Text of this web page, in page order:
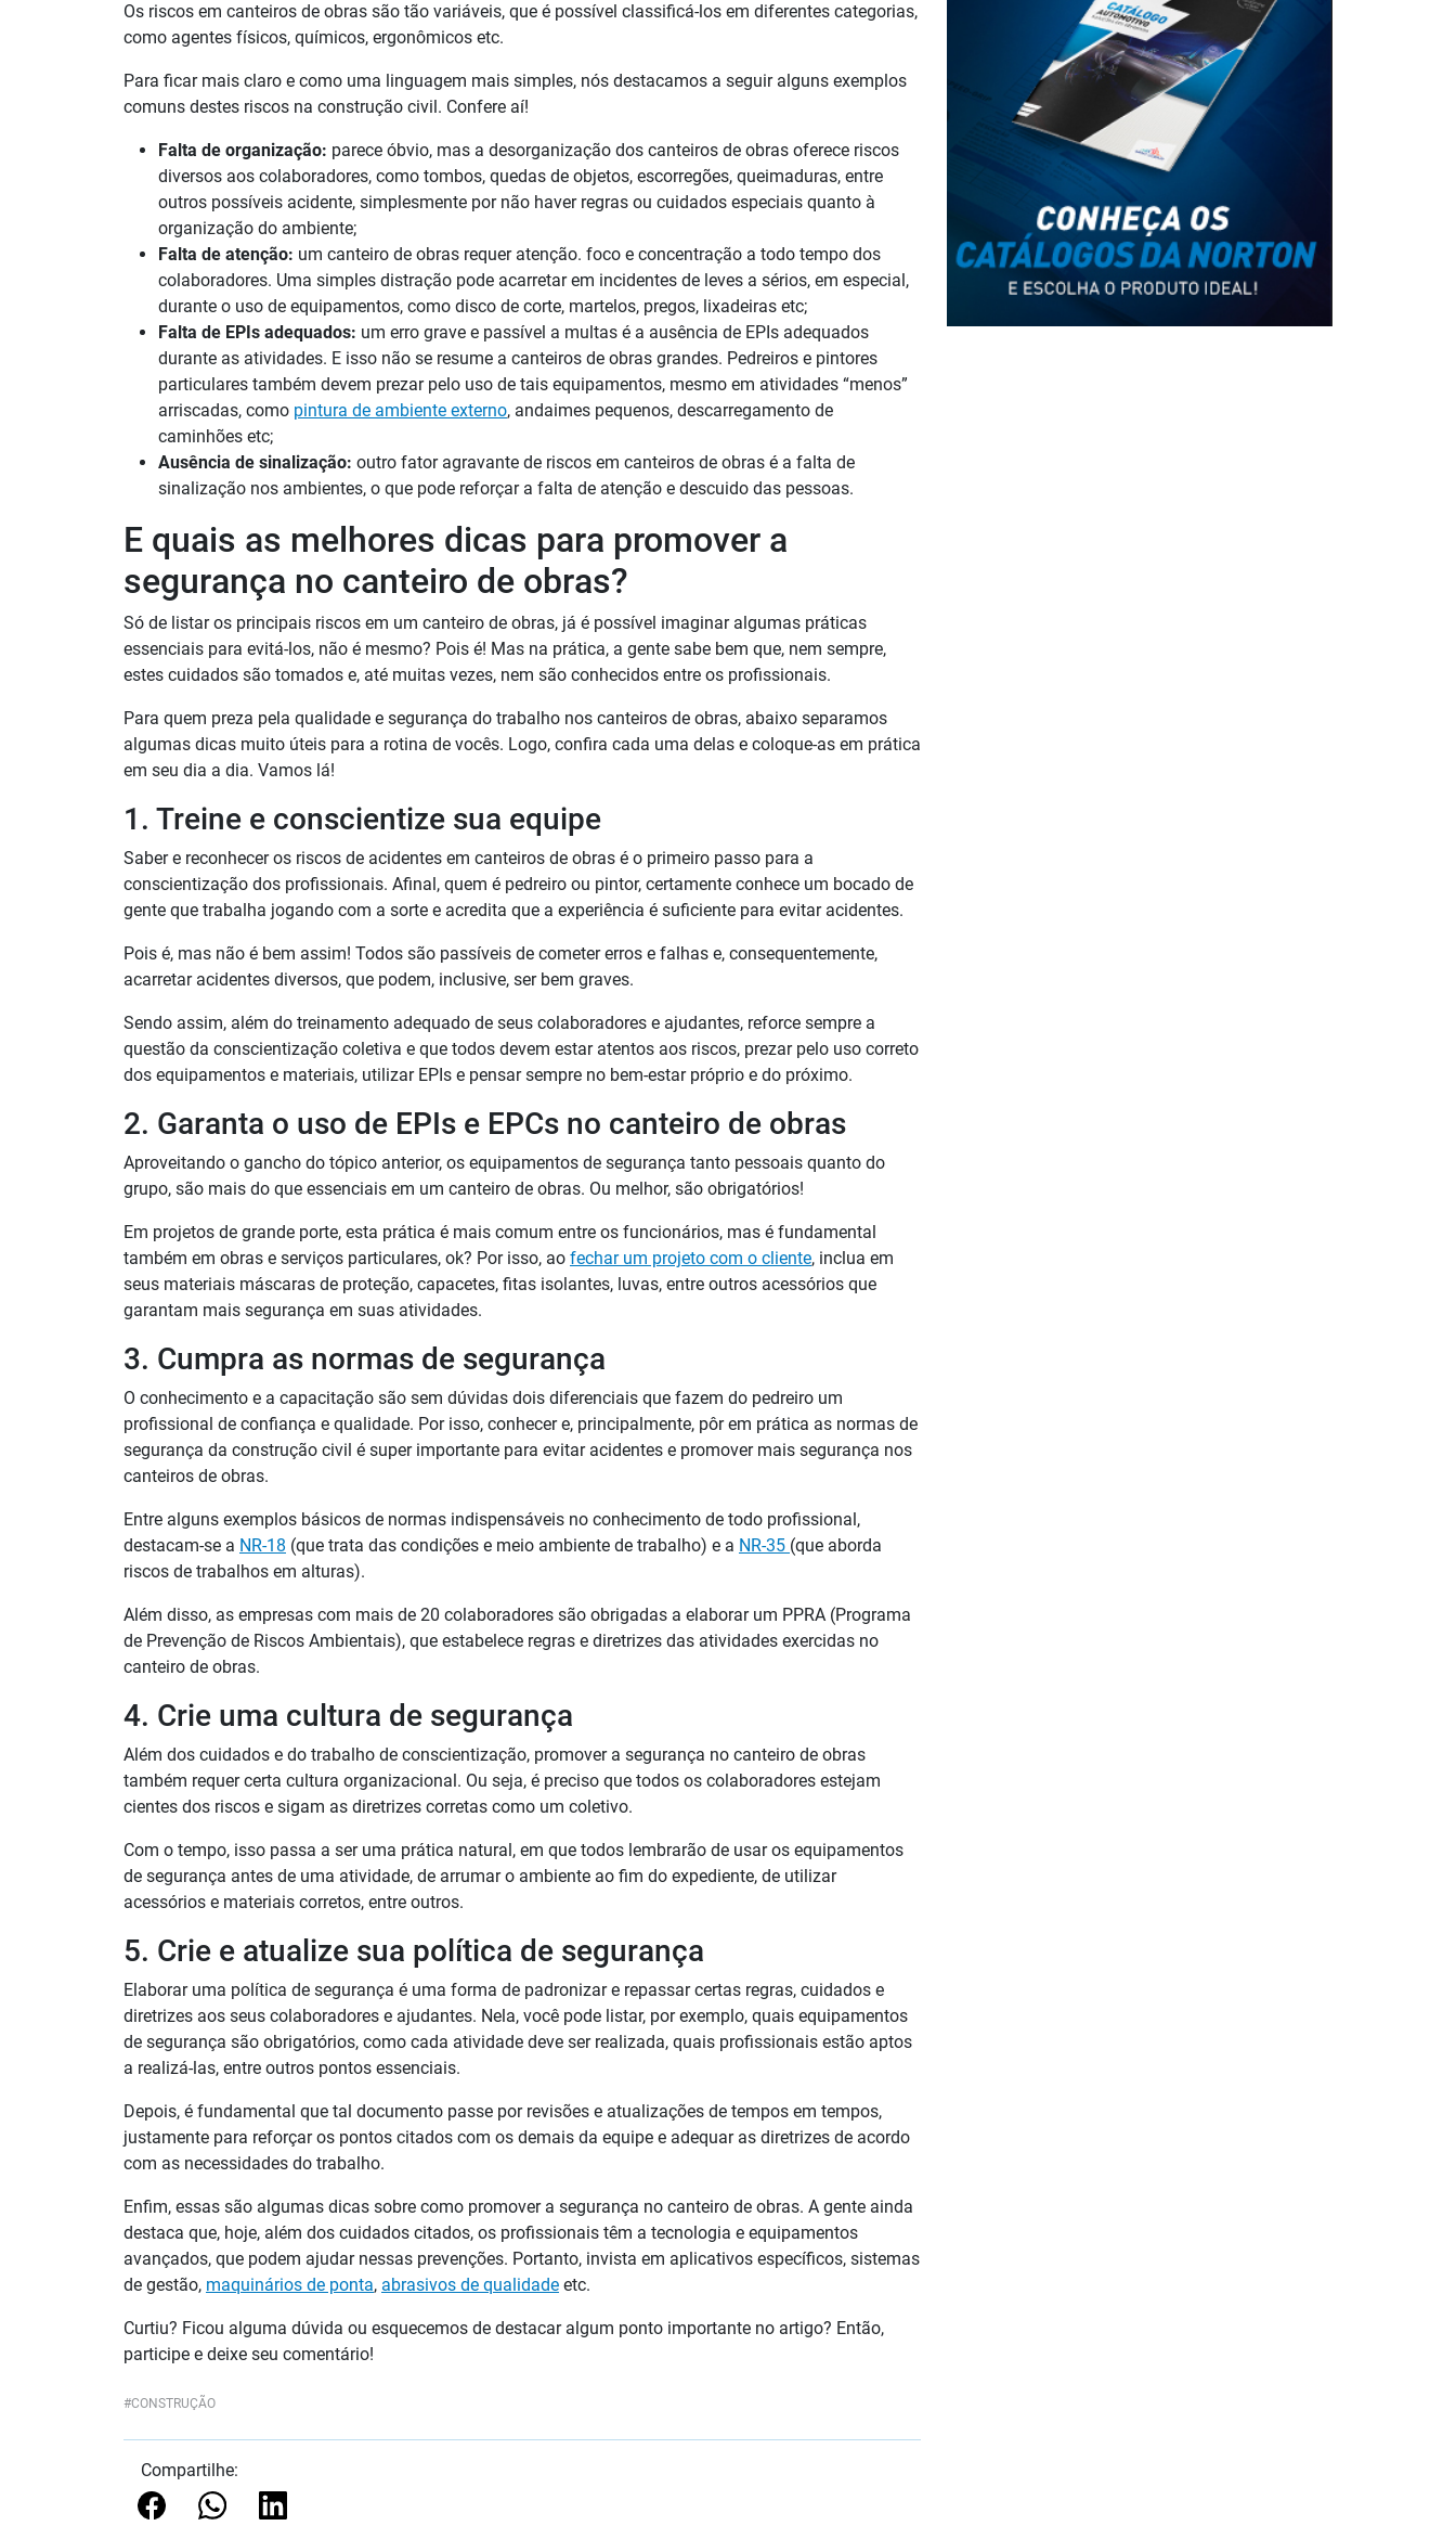
Os riscos em canteiros de obras são tão variáveis, que é possível classificá-los em diferentes categorias,
como agentes físicos, químicos, ergonômicos etc.
Para ficar mais claro e como uma linguagem mais simples, nós destacamos a seguir alguns exemplos
comuns destes riscos na construção civil. Confere aí!
Falta de organização: parece óbvio, mas a desorganização dos canteiros de obras oferece riscos
diversos aos colaboradores, como tombos, quedas de objetos, escorregões, queimaduras, entre
outros possíveis acidente, simplesmente por não haver regras ou cuidados especiais quanto à
organização do ambiente;
Falta de atenção: um canteiro de obras requer atenção. foco e concentração a todo tempo dos
colaboradores. Uma simples distração pode acarretar em incidentes de leves a sérios, em especial,
durante o uso de equipamentos, como disco de corte, martelos, pregos, lixadeiras etc;
Falta de EPIs adequados: um erro grave e passível a multas é a ausência de EPIs adequados
durante as atividades. E isso não se resume a canteiros de obras grandes. Pedreiros e pintores
particulares também devem prezar pelo uso de tais equipamentos, mesmo em atividades “menos”
arriscadas, como pintura de ambiente externo, andaimes pequenos, descarregamento de
caminhões etc;
Ausência de sinalização: outro fator agravante de riscos em canteiros de obras é a falta de
sinalização nos ambientes, o que pode reforçar a falta de atenção e descuido das pessoas.
E quais as melhores dicas para promover a
segurança no canteiro de obras?
Só de listar os principais riscos em um canteiro de obras, já é possível imaginar algumas práticas
essenciais para evitá-los, não é mesmo? Pois é! Mas na prática, a gente sabe bem que, nem sempre,
estes cuidados são tomados e, até muitas vezes, nem são conhecidos entre os profissionais.
Para quem preza pela qualidade e segurança do trabalho nos canteiros de obras, abaixo separamos
algumas dicas muito úteis para a rotina de vocês. Logo, confira cada uma delas e coloque-as em prática
em seu dia a dia. Vamos lá!
1. Treine e conscientize sua equipe
Saber e reconhecer os riscos de acidentes em canteiros de obras é o primeiro passo para a
conscientização dos profissionais. Afinal, quem é pedreiro ou pintor, certamente conhece um bocado de
gente que trabalha jogando com a sorte e acredita que a experiência é suficiente para evitar acidentes.
Pois é, mas não é bem assim! Todos são passíveis de cometer erros e falhas e, consequentemente,
acarretar acidentes diversos, que podem, inclusive, ser bem graves.
Sendo assim, além do treinamento adequado de seus colaboradores e ajudantes, reforce sempre a
questão da conscientização coletiva e que todos devem estar atentos aos riscos, prezar pelo uso correto
dos equipamentos e materiais, utilizar EPIs e pensar sempre no bem-estar próprio e do próximo.
2. Garanta o uso de EPIs e EPCs no canteiro de obras
Aproveitando o gancho do tópico anterior, os equipamentos de segurança tanto pessoais quanto do
grupo, são mais do que essenciais em um canteiro de obras. Ou melhor, são obrigatórios!
Em projetos de grande porte, esta prática é mais comum entre os funcionários, mas é fundamental
também em obras e serviços particulares, ok? Por isso, ao fechar um projeto com o cliente, inclua em
seus materiais máscaras de proteção, capacetes, fitas isolantes, luvas, entre outros acessórios que
garantam mais segurança em suas atividades.
3. Cumpra as normas de segurança
O conhecimento e a capacitação são sem dúvidas dois diferenciais que fazem do pedreiro um
profissional de confiança e qualidade. Por isso, conhecer e, principalmente, pôr em prática as normas de
segurança da construção civil é super importante para evitar acidentes e promover mais segurança nos
canteiros de obras.
Entre alguns exemplos básicos de normas indispensáveis no conhecimento de todo profissional,
destacam-se a NR-18 (que trata das condições e meio ambiente de trabalho) e a NR-35 (que aborda
riscos de trabalhos em alturas).
Além disso, as empresas com mais de 20 colaboradores são obrigadas a elaborar um PPRA (Programa
de Prevenção de Riscos Ambientais), que estabelece regras e diretrizes das atividades exercidas no
canteiro de obras.
4. Crie uma cultura de segurança
Além dos cuidados e do trabalho de conscientização, promover a segurança no canteiro de obras
também requer certa cultura organizacional. Ou seja, é preciso que todos os colaboradores estejam
cientes dos riscos e sigam as diretrizes corretas como um coletivo.
Com o tempo, isso passa a ser uma prática natural, em que todos lembrarão de usar os equipamentos
de segurança antes de uma atividade, de arrumar o ambiente ao fim do expediente, de utilizar
acessórios e materiais corretos, entre outros.
5. Crie e atualize sua política de segurança
Elaborar uma política de segurança é uma forma de padronizar e repassar certas regras, cuidados e
diretrizes aos seus colaboradores e ajudantes. Nela, você pode listar, por exemplo, quais equipamentos
de segurança são obrigatórios, como cada atividade deve ser realizada, quais profissionais estão aptos
a realizá-las, entre outros pontos essenciais.
Depois, é fundamental que tal documento passe por revisões e atualizações de tempos em tempos,
justamente para reforçar os pontos citados com os demais da equipe e adequar as diretrizes de acordo
com as necessidades do trabalho.
Enfim, essas são algumas dicas sobre como promover a segurança no canteiro de obras. A gente ainda
destaca que, hoje, além dos cuidados citados, os profissionais têm a tecnologia e equipamentos
avançados, que podem ajudar nessas prevenções. Portanto, invista em aplicativos específicos, sistemas
de gestão, maquinários de ponta, abrasivos de qualidade etc.
Curtiu? Ficou alguma dúvida ou esquecemos de destacar algum ponto importante no artigo? Então,
participe e deixe seu comentário!
CONSTRUÇÃO
Compartilhe: